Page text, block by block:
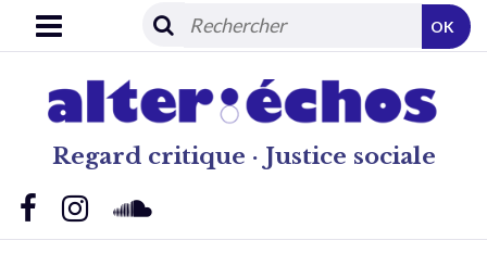
Regard critique · Justice sociale
OK